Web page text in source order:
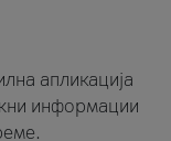
апликација
информации